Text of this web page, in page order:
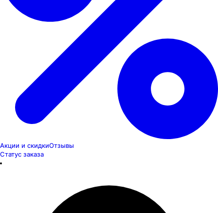
Акции и скидкиОтзывы
Статус заказа